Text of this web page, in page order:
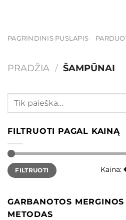
PAGRINDINIS PUSLAPIS
PRADŽIA / ŠAMPŪNAI
FILTRUOTI PAGAL KAINĄ
Min
kaina
Maks
kaina
FILTRUOTI Kaina:
GARBANOTOS MERGINOS
METODAS